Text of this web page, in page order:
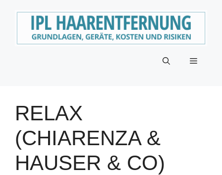
Menü
RELAX
(CHIARENZA &
HAUSER & CO)